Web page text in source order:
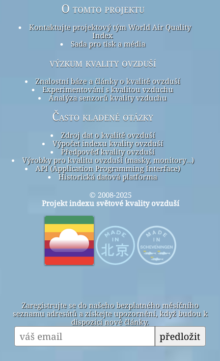
O tomto projektu
Kontaktujte projektový tým World Air Quality
Index
Sada pro tisk a média
výzkum kvality ovzduší
Znalostní báze a články o kvalitě ovzduší
Experimentování s kvalitou vzduchu
Analýza senzorů kvality vzduchu
Často kladené otázky
Zdroj dat o kvalitě ovzduší
Výpočet indexu kvality ovzduší
Předpověď kvality ovzduší
Výrobky pro kvalitu ovzduší (masky, monitory…)
API (Application Programming Interface)
Historická datová platforma
© 2008-2025
Projekt indexu světové kvality ovzduší
Zaregistrujte se do našeho bezplatného měsíčního
seznamu adresátů a získejte upozornění, když budou k
dispozici nové články.
předložit